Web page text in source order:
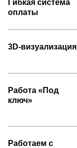
Гибкая система
оплаты
3D-визуализация
Работа «Под
ключ»
Работаем с